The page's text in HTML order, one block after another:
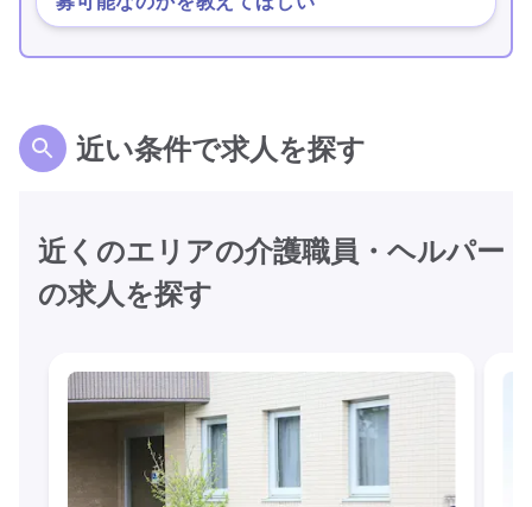
近い条件で求人を探す
近くのエリアの介護職員・ヘルパー
の求人を探す